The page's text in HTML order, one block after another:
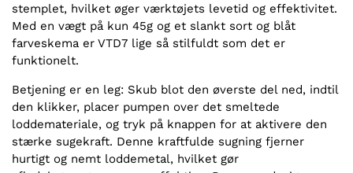
stemplet, hvilket øger værktøjets levetid og effektivitet.
Med en vægt på kun 45g og et slankt sort og blåt
farveskema er VTD7 lige så stilfuldt som det er
funktionelt.
Betjening er en leg: Skub blot den øverste del ned, indtil
den klikker, placer pumpen over det smeltede
loddemateriale, og tryk på knappen for at aktivere den
stærke sugekraft. Denne kraftfulde sugning fjerner
hurtigt og nemt loddemetal, hvilket gør